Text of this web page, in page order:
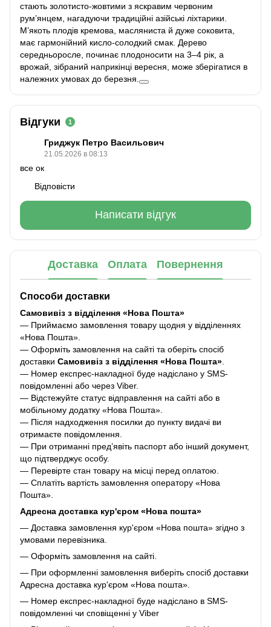
стають золотисто-жовтими з яскравим червоним
рум’янцем, нагадуючи традиційні азійські ліхтарики.
М’якоть плодів кремова, масляниста й дуже соковита,
має гармонійний кисло-солодкий смак. Дерево
середньоросле, починає плодоносити на 3–4 рік, а
врожай, зібраний наприкінці вересня, може зберігатися в
належних умовах до березня.
Відгуки 1
Гриджук Петро Васильович
21.05.2026 в 08:13
все ок
Відповісти
Написати відгук
Доставка Оплата Повернення
Способи доставки
Самовивіз з відділення «Нова Пошта»
— Приймаємо замовлення товару щодня у відділеннях
«Нова Пошта».
— Оформіть замовлення на сайті та оберіть спосіб
доставки Самовивіз з відділення «Нова Пошта»
— Номер експрес-накладної буде надіслано у SMS-
повідомленні або через Viber.
— Відстежуйте статус відправлення на сайті або в
мобільному додатку «Нова Пошта».
— Після надходження посилки до пункту видачі ви
отримаєте повідомлення.
— При отриманні пред’явіть паспорт або інший документ,
що підтверджує особу.
— Перевірте стан товару на місці перед оплатою.
— Сплатіть вартість замовлення оператору «Нова
Пошта».
Адресна доставка кур'єром «Нова пошта»
— Доставка замовлення кур'єром «Нова пошта» згідно з
умовами перевізника.
— Оформіть замовлення на сайті.
— При оформленні замовлення виберіть спосіб доставки
Адресна доставка кур'єром «Нова пошта».
— Номер експрес-накладної буде надіслано в SMS-
повідомленні чи сповіщенні у Viber